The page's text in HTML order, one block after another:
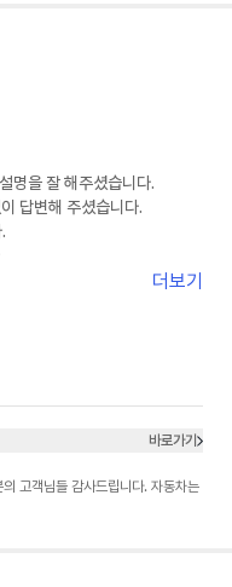
명을 잘 해주셨습니다.
답변해 주셨습니다.
더보기
바로가기
고객님들 감사드립니다. 자동차는